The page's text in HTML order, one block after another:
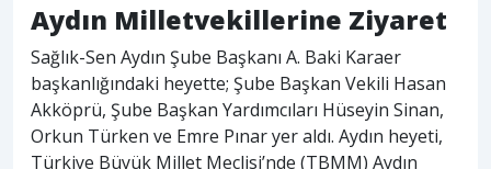
Aydın Milletvekillerine Ziyaret
Sağlık-Sen Aydın Şube Başkanı A. Baki Karaer
başkanlığındaki heyette; Şube Başkan Vekili Hasan
Akköprü, Şube Başkan Yardımcıları Hüseyin Sinan,
Orkun Türken ve Emre Pınar yer aldı. Aydın heyeti,
Türkiye Büyük Millet Meclisi’nde (TBMM) Aydın